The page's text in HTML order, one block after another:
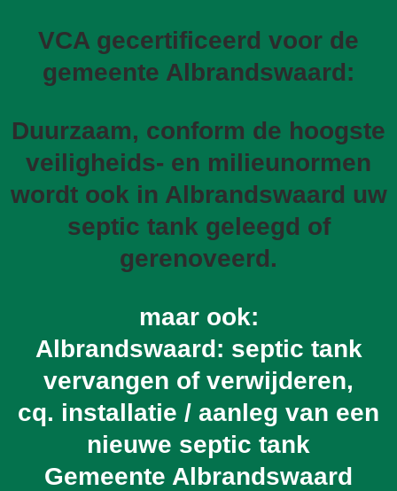
VCA gecertificeerd voor de
gemeente Albrandswaard:
Duurzaam, conform de hoogste
veiligheids- en milieunormen
wordt ook in Albrandswaard uw
septic tank geleegd of
gerenoveerd.
maar ook:
Albrandswaard: septic tank
vervangen of verwijderen,
cq. installatie / aanleg van een
nieuwe septic tank
Gemeente Albrandswaard